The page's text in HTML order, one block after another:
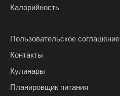
Калорийность
Пользовательское соглашение
Контакты
Кулинары
Планировщик питания